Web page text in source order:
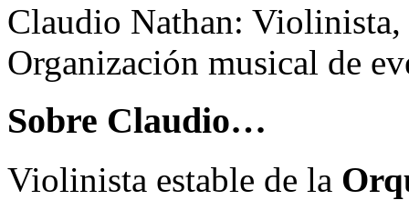
Claudio Nathan:
Organización musical de
Sobre Claudio…
Violinista estable de la